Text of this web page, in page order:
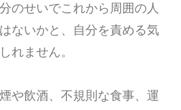
のせいでこれから周囲の人
ないかと、自分を責める気
れません。
や飲酒、不規則な食事、運